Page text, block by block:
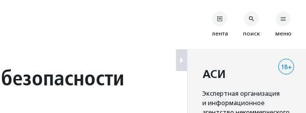
лента поиск меню
18+
АСИ
Экспертная организация
и информационное